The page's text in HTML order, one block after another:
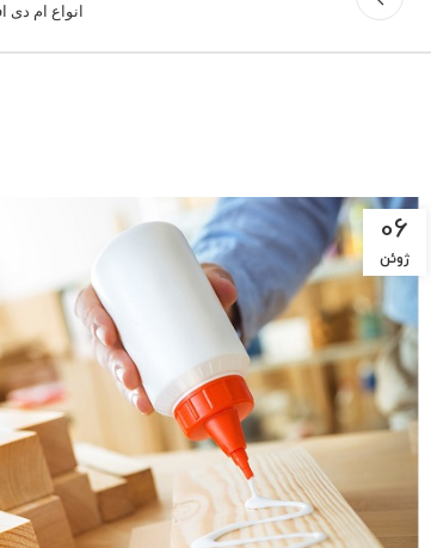
انواع ام دی
06
ژوئن